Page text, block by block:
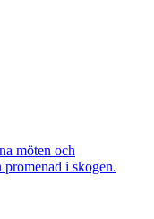
möten och
promenad i skogen.